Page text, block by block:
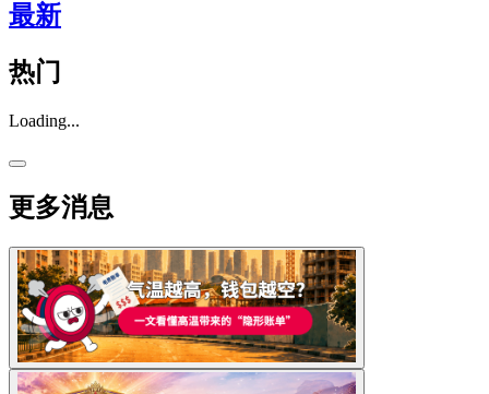
最新
热门
Loading...
更多消息